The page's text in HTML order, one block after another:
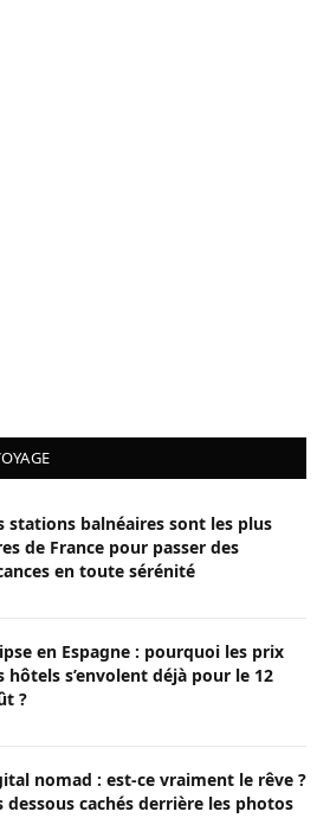
stations balnéaires sont les plus
de France pour passer des
en toute sérénité
en Espagne : pourquoi les prix
hôtels s’envolent déjà pour le 12
?
nomad : est-ce vraiment le rêve ?
dessous cachés derrière les photos